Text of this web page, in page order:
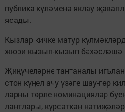
пуб­ли­ка кү­лә­ме­нә як­лау
яса­ды.
Кыз­лар кич­ке ма­тур
жю­ри кы­зып-кы­зып бә­хәс­лә­шә
Җи­ңү­че­ләр­не тан­та­на­лы
стон кү­ңел ачу үзә­ге шау-гөр
лар­ны төр­ле но­ми­на­ци­я­ләр
лант­ла­ры, күр­сәт­кән